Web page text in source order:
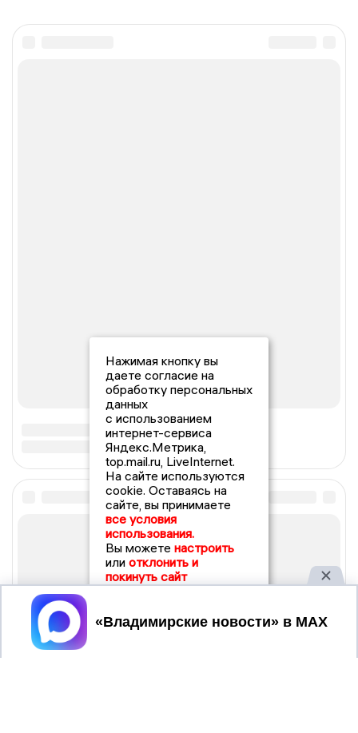
Нажимая кнопку вы
даете согласие на
обработку персональных
данных
с использованием
интернет-сервиса
Яндекс.Метрика,
top.mail.ru, LiveInternet.
На сайте используются
cookie. Оставаясь на
сайте, вы принимаете
все условия
использования.
Вы можете настроить
или отклонить и
покинуть сайт
Принять